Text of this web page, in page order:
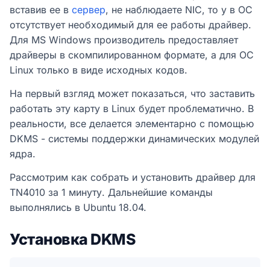
вставив ее в сервер, не наблюдаете NIC, то у в ОС
отсутствует необходимый для ее работы драйвер.
Для MS Windows производитель предоставляет
драйверы в скомпилированном формате, а для ОС
Linux только в виде исходных кодов.
На первый взгляд может показаться, что заставить
работать эту карту в Linux будет проблематично. В
реальности, все делается элементарно с помощью
DKMS - системы поддержки динамических модулей
ядра.
Рассмотрим как собрать и установить драйвер для
TN4010 за 1 минуту. Дальнейшие команды
выполнялись в Ubuntu 18.04.
Установка DKMS